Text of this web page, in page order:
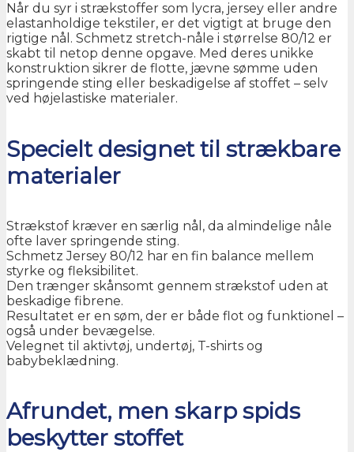
Når du syr i strækstoffer som lycra, jersey eller andre
elastanholdige tekstiler, er det vigtigt at bruge den
rigtige nål. Schmetz stretch-nåle i størrelse 80/12 er
skabt til netop denne opgave. Med deres unikke
konstruktion sikrer de flotte, jævne sømme uden
springende sting eller beskadigelse af stoffet – selv
ved højelastiske materialer.
Specielt designet til strækbare
materialer
Strækstof kræver en særlig nål, da almindelige nåle
ofte laver springende sting.
Schmetz Jersey 80/12 har en fin balance mellem
styrke og fleksibilitet.
Den trænger skånsomt gennem strækstof uden at
beskadige fibrene.
Resultatet er en søm, der er både flot og funktionel –
også under bevægelse.
Velegnet til aktivtøj, undertøj, T-shirts og
babybeklædning.
Afrundet, men skarp spids
beskytter stoffet